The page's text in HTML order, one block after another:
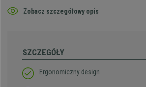
Zobacz szczegółowy opis
SZCZEGÓŁY
Ergonomiczny design